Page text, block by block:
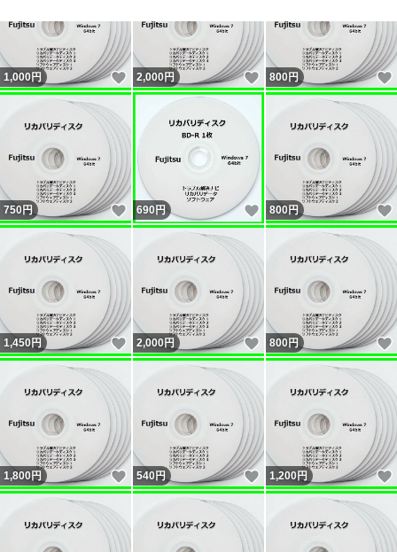
データ画像が同じ場合は、クレーム・キャンセル等の対応
が出来ませんのでご了承ください。 ● 特に光学ドライブ
などに不具合があり復元が出来ない場合が多く見られま
実機で動作確認済みなので、ノークレームノーリターンを
厳守願います ● メーカ製パソコンは品名が同じでも、製
造時期や販売窓口で出荷時のシステムファイルに多少違い
があります。
100％出荷時の状態復元には、メーカーより製造番号を伝
えて購入しなければならず、ネットで販売されている全て
のリカバリディスクは、製造番号が違うPCで作成してい
ますので、システムファイルに多少違いがあります。 ●
機種によりシリーズの上位モデルで作成する場合もありま
す。 ● 評価ですが、不要な方もいらっしゃるので頂いた
方のみに致します。
（評価不要の方は間違いを防ぐ意味で当方への評価をしな
いようお願いします） ● オークション終了後、48時間以
内に取引情報の連絡、3日以内に決済手続きを出来る方の
みご入札ください。
1,000円 いいね！
2,000円 いいね！
800円
750円 いいね！
690 円 いいね！
800円
1,450円 いいね！
2,000円 いいね！
800円
1,800円 いいね！
540円 いいね！
1,200円